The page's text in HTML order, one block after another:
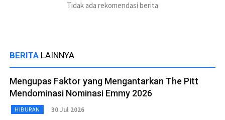
Tidak ada rekomendasi berita
BERITA LAINNYA
Mengupas Faktor yang Mengantarkan The Pitt
Mendominasi Nominasi Emmy 2026
HIBURAN 30 Jul 2026